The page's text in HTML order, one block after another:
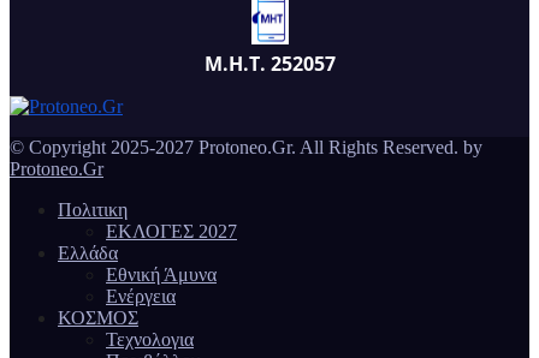
Μ.Η.Τ. 252057
© Copyright 2025-2027 Protoneo.Gr. All Rights Reserved. by
Protoneo.Gr
Πολιτικη
ΕΚΛΟΓΕΣ 2027
Ελλάδα
Εθνική Άμυνα
Ενέργεια
ΚΟΣΜΟΣ
Τεχνολογια